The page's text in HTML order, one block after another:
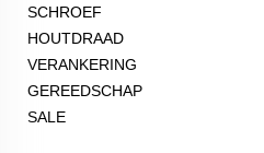
SCHROEF
HOUTDRAAD
VERANKERING
GEREEDSCHAP
SALE